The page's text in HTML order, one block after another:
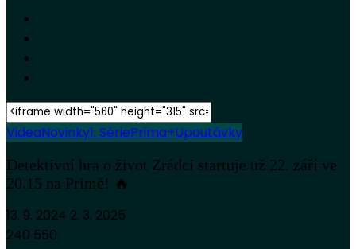
VideaNovinky1. SériePrima+Upoutávky
Detektivní hra o život Zrádci startuje už 22. září ve
20.15 na Primě! 🔥
13. 9. 2024 2. 3. 2025
240 550